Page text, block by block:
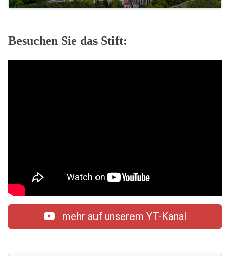
Besuchen Sie das Stift:
mehr auf unserem YT-Kanal